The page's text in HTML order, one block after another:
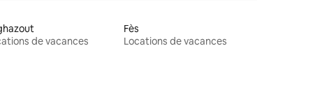
de vacances
Fès
Locations de vacances